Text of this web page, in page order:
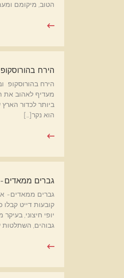
הטוב, מיקומם
הירח בהורוסקופ וב: 12 המזלות
מעדיף לאהוב את
ביותר לכדור
הוא נקר[…]
גברים
גברים ממאדים-
יופי חיצוני,
גבוהים, השתלטות